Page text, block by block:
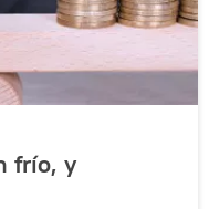
frío, y